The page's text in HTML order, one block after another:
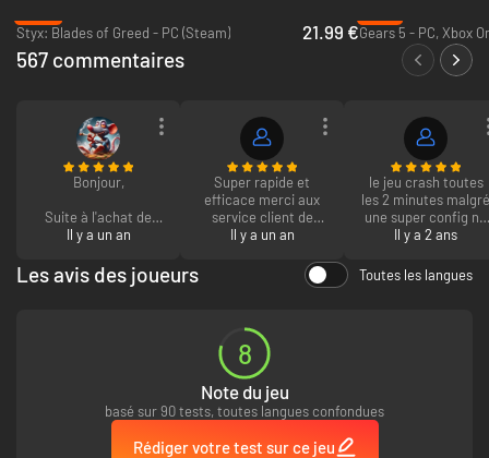
Styx: Blades of Greed - PC (Steam)
21.99 €
567 commentaires
Bonjour,
Suite à l'achat de
deux jeux sur votre
les installer sur les
site suivant Steam.
& Mac)
Et : Tom Clancy’s
Il y a un an
Super rapide et
efficace merci aux
service client de
m'avoir aider avec
Il y a un an
le jeu crash toutes
les 2 minutes malgré
une super config ne
le prenez pas sur le
Il y a 2 ans
Les avis des joueurs Toutes les langues
8
Note du jeu
basé sur 90 tests, toutes langues confondues
Rédiger votre test sur ce jeu